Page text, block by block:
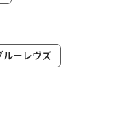
ルーレヴズ